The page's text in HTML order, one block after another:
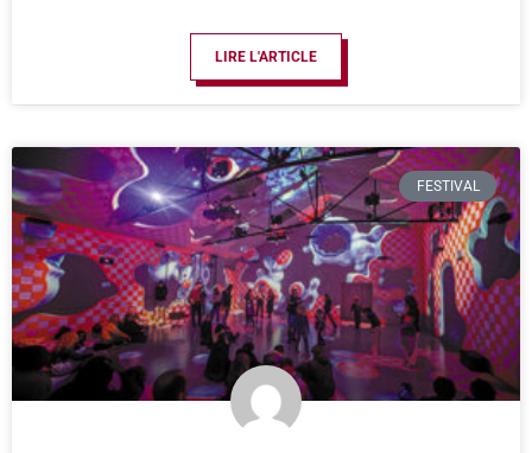
LIRE L'ARTICLE
FESTIVAL